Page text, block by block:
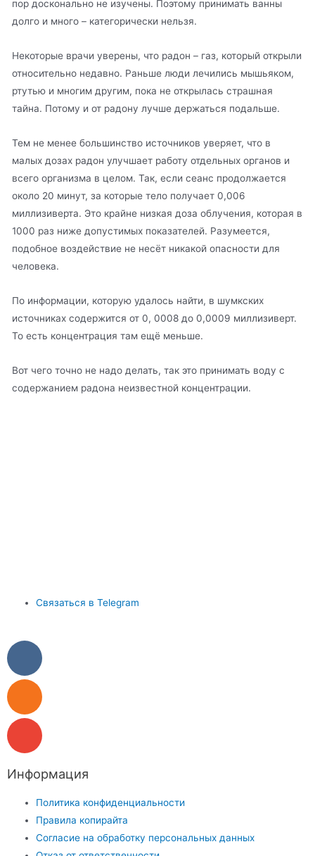
пор досконально не изучены. Поэтому принимать ванны
долго и много – категорически нельзя.
Некоторые врачи уверены, что радон – газ, который открыли
относительно недавно. Раньше люди лечились мышьяком,
ртутью и многим другим, пока не открылась страшная
тайна. Потому и от радону лучше держаться подальше.
Тем не менее большинство источников уверяет, что в
малых дозах радон улучшает работу отдельных органов и
всего организма в целом. Так, если сеанс продолжается
около 20 минут, за которые тело получает 0,006
миллизиверта. Это крайне низкая доза облучения, которая в
1000 раз ниже допустимых показателей. Разумеется,
подобное воздействие не несёт никакой опасности для
человека.
По информации, которую удалось найти, в шумкских
источниках содержится от 0, 0008 до 0,0009 миллизиверт.
То есть концентрация там ещё меньше.
Вот чего точно не надо делать, так это принимать воду с
содержанием радона неизвестной концентрации.
Связаться в Telegram
Информация
Политика конфиденциальности
Правила копирайта
Согласие на обработку персональных данных